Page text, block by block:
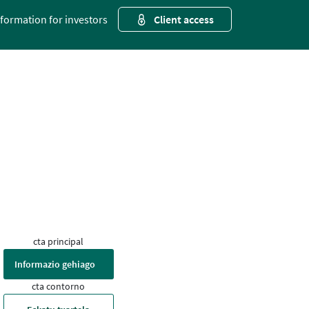
for investors Client access
cta principal
Informazio gehiago
cta contorno